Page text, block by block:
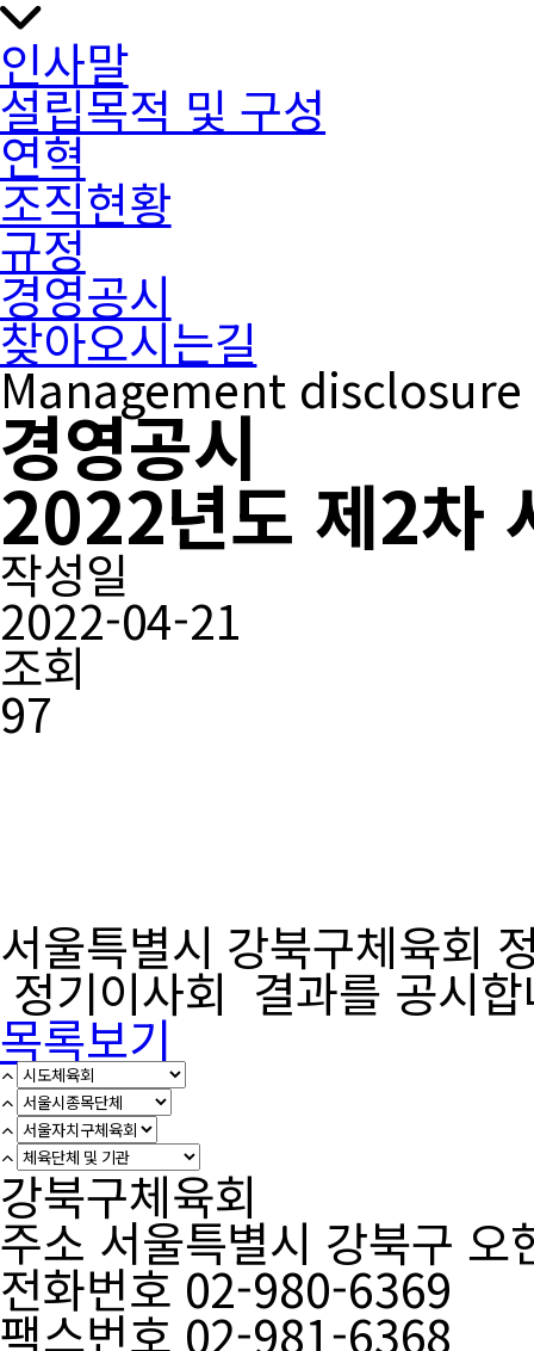
인사말
설립목적 및 구성
연혁
조직현황
규정
경영공시
찾아오시는길
Management disclosure
경영공시
2022년도 제2차
작성일
2022-04-21
조회
97
서울특별시 강북구체육회
정기이사회 결과를 공시
목록보기
강북구체육회
주소 서울특별시 강북구
전화번호 02-980-6369
팩스번호 02-981-6368